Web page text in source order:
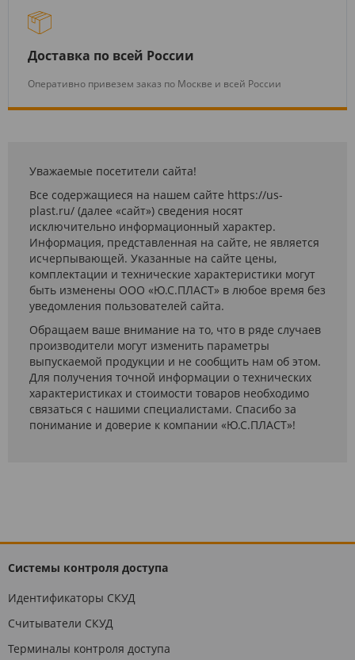
Доставка по всей России
Оперативно привезем заказ по Москве и всей России
Уважаемые посетители сайта!
Все содержащиеся на нашем сайте https://us-
plast.ru/ (далее «сайт») сведения носят
исключительно информационный характер.
Информация, представленная на сайте, не является
исчерпывающей. Указанные на сайте цены,
комплектации и технические характеристики могут
быть изменены ООО «Ю.С.ПЛАСТ» в любое время без
уведомления пользователей сайта.
Обращаем ваше внимание на то, что в ряде случаев
производители могут изменить параметры
выпускаемой продукции и не сообщить нам об этом.
Для получения точной информации о технических
характеристиках и стоимости товаров необходимо
связаться с нашими специалистами. Спасибо за
понимание и доверие к компании «Ю.С.ПЛАСТ»!
Системы контроля доступа
Идентификаторы СКУД
Считыватели СКУД
Терминалы контроля доступа